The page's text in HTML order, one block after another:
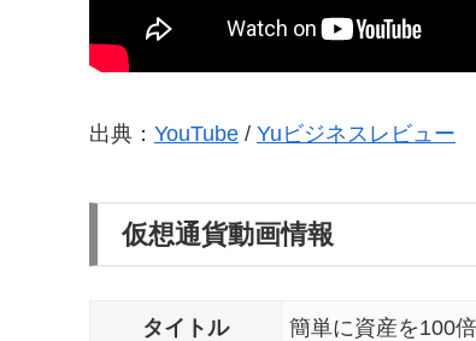
出典： YouTube / Yuビジネスレビュー
仮想通貨動画情報
タイトル 簡単に資産を100